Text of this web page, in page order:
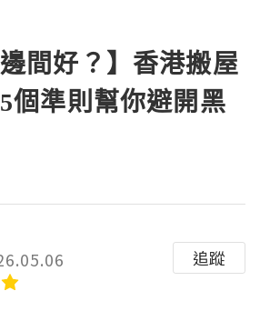
邊間好？】香港搬屋
個準則幫你避開黑
追蹤